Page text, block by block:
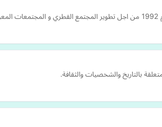
بالتاريخ والشخصيات والثقافة.